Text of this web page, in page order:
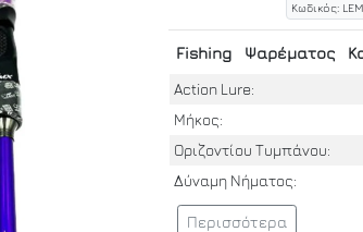
Κωδικός:
Fishing Ψαρέματος
Action Lure:
Μήκος:
Οριζοντίου Τυμπάνου:
Δύναμη Νήματος:
Περισσότερα